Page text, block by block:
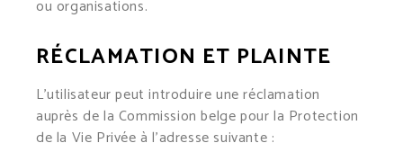
ou organisations.
RÉCLAMATION ET PLAINTE
L’utilisateur peut introduire une réclamation
auprès de la Commission belge pour la Protection
de la Vie Privée à l’adresse suivante :